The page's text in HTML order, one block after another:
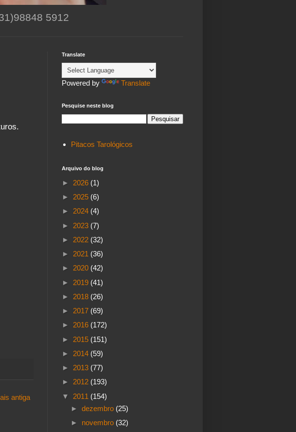
5912
antiga
Translate
Powered by Translate
Pesquise neste blog
Pitacos Tarológicos
Arquivo do blog
► 2026 (1)
► 2025 (6)
► 2024 (4)
► 2023 (7)
► 2022 (32)
► 2021 (36)
► 2020 (42)
► 2019 (41)
► 2018 (26)
► 2017 (69)
► 2016 (172)
► 2015 (151)
► 2014 (59)
► 2013 (77)
► 2012 (193)
▼ 2011 (154)
► dezembro (25)
► novembro (32)